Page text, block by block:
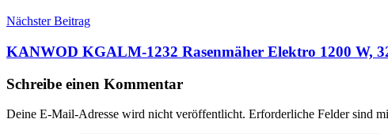
Nächster Beitrag
KANWOD KGALM-1232 Rasenmäher Elektro 1200 W,
Schreibe einen Kommentar
Deine E-Mail-Adresse wird nicht veröffentlicht. Erforderliche Felder sind